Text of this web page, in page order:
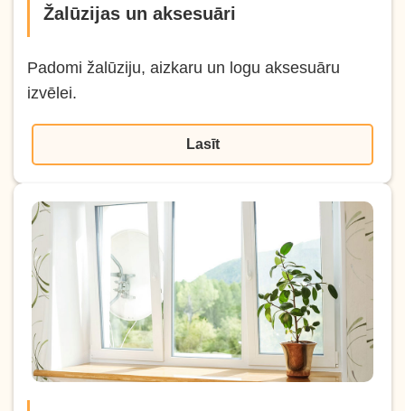
Žalūzijas un aksesuāri
Padomi žalūziju, aizkaru un logu aksesuāru
izvēlei.
Lasīt